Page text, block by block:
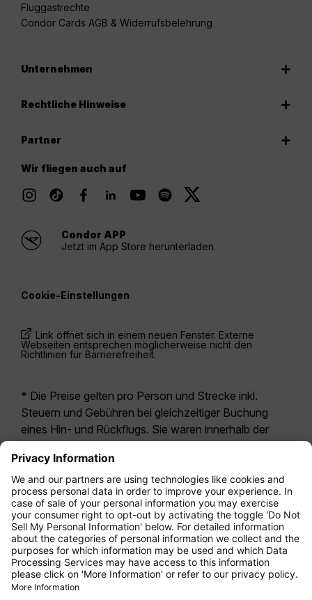
Fluggastrechte
Condor Cards AGB & Widerrufsbelehrung
Unternehmen
Rechtliche Hinweise
Partner
Wir fliegen auch auf
Condor APP
Jetzt im App Store herunterladen.
Cookie-Einstellungen
Link öffnet sich in einem neuen Fenster. Externe
Webseiten entsprechen möglicherweise nicht den
Richtlinien für Barrierefreiheit.
* Die Preise gelten pro Person und Strecke inkl.
Steuern und Gebühren bei gleichzeitiger Buchung
eines Hin- und Rückflugs. Sie waren innerhalb der
letzten 24 Stunden verfügbar und sind
möglicherweise nicht mehr aktuell. Bei den für die
Economy Class angegebenen Tarifen handelt es
sich i.d.R. um Economy Zero, unsere restriktivste
Tarifoption. Es können hierfür zusätzliche Gebühren
fürAufgabegepäckoder für andere optionale
Leistungen anfallen. Es gelten dieAllgemeinen
Geschäftsbedingungen .